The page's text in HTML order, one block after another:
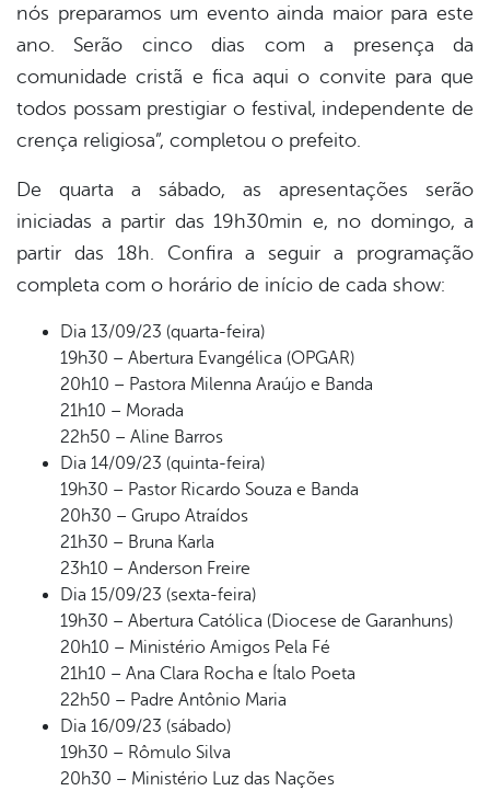
nós preparamos um evento ainda maior para este
ano. Serão cinco dias com a presença da
comunidade cristã e fica aqui o convite para que
todos possam prestigiar o festival, independente de
crença religiosa”, completou o prefeito.
De quarta a sábado, as apresentações serão
iniciadas a partir das 19h30min e, no domingo, a
partir das 18h. Confira a seguir a programação
completa com o horário de início de cada show:
Dia 13/09/23 (quarta-feira)
19h30 – Abertura Evangélica (OPGAR)
20h10 – Pastora Milenna Araújo e Banda
21h10 – Morada
22h50 – Aline Barros
Dia 14/09/23 (quinta-feira)
19h30 – Pastor Ricardo Souza e Banda
20h30 – Grupo Atraídos
21h30 – Bruna Karla
23h10 – Anderson Freire
Dia 15/09/23 (sexta-feira)
19h30 – Abertura Católica (Diocese de Garanhuns)
20h10 – Ministério Amigos Pela Fé
21h10 – Ana Clara Rocha e Ítalo Poeta
22h50 – Padre Antônio Maria
Dia 16/09/23 (sábado)
19h30 – Rômulo Silva
20h30 – Ministério Luz das Nações